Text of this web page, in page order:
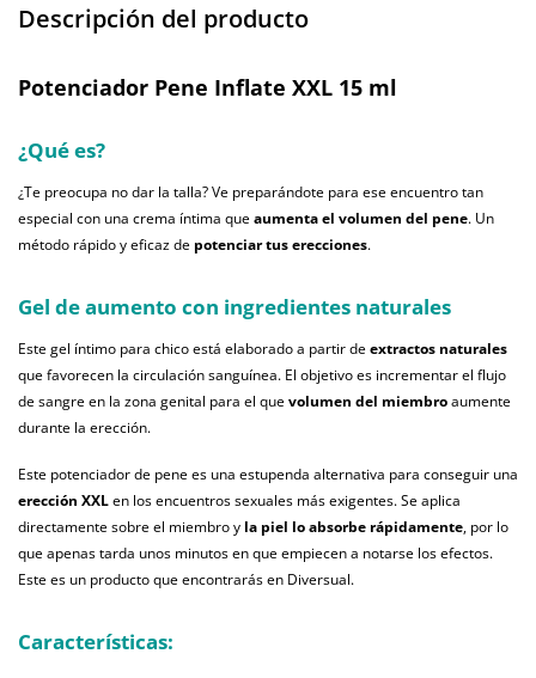
Descripción del producto
Potenciador Pene Inflate XXL 15 ml
¿Qué es?
¿Te preocupa no dar la talla? Ve preparándote para ese encuentro tan
especial con una crema íntima queaumenta el volumen del pene. Un
método rápido y eficaz de potenciar tus erecciones.
Gel de aumento con ingredientes naturales
Este gel íntimo para chico está elaborado a partir deextractos naturales
que favorecen la circulación sanguínea. El objetivo es incrementar el flujo
de sangre en la zona genital para el quevolumen del miembroaumente
durante la erección.
Este potenciador de pene es una estupenda alternativa para conseguir una
erección XXLen los encuentros sexuales más exigentes. Se aplica
directamente sobre el miembro y la piel lo absorbe rápidamente, por lo
que apenas tarda unos minutos en que empiecen a notarse los efectos.
Este es un producto que encontrarás en Diversual.
Características: